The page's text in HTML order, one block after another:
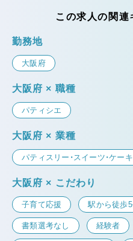
この求人の関連
勤務地
大阪府
大阪府 × 職種
パティシエ
大阪府 × 業種
パティスリー・スイーツ・ケー
大阪府 × こだわり
子育て応援 駅から徒歩
書類選考なし 経験者